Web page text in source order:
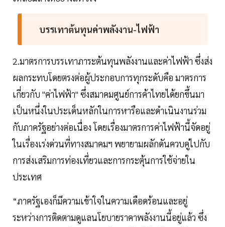
บรรเทาต้นทุนค่าพลังงาน-ไฟฟ้า
2.มาตรการบรรเทาภาระต้นทุนพลังงานและค่าไฟฟ้า ซึ่งส่ง
ผลกระทบโดยตรงต่อผู้ประกอบการทุกระดับคือ มาตรการ
เกี่ยวกับ "ค่าไฟฟ้า" ซึ่งสมาคมศูนย์การค้าไทยได้ยกขึ้นมา
เป็นหนึ่งในประเด็นหลักในการหารือและดำเนินงานร่วม
กับภาครัฐอย่างต่อเนื่อง โดยเรื่องมาตรการค่าไฟฟ้านี้จัดอยู่
ในเรื่องเร่งด่วนที่ทางสมาคมฯ พยายามผลักดันควบคู่ไปกับ
การส่งเสริมการท่องเที่ยวและการกระตุ้นการใช้จ่ายใน
ประเทศ
“ภาครัฐเองก็มีความเข้าใจในความเดือดร้อนและอยู่
ระหว่างการติดตามดูแลนโยบายราคาพลังงานนี้อยู่แล้ว ซึ่ง